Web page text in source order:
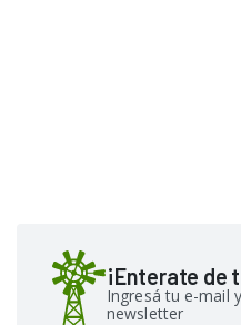
¡Enterate de
Ingresá tu e-mail
newsletter